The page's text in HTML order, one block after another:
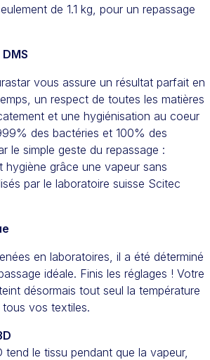
de 1.1 kg, pour un repassage
vous assure un résultat parfait en
un respect de toutes les matières
et une hygiénisation au coeur
des bactéries et 100% des
le simple geste du repassage :
hygiène grâce une vapeur sans
par le laboratoire suisse Scitec
en laboratoires, il a été déterminé
idéale. Finis les réglages ! Votre
désormais tout seul la température
vos textiles.
tend le tissu pendant que la vapeur,